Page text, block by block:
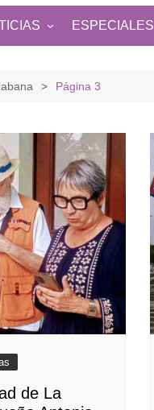
Y EL MUNDO
ESPECIALES
Página 3
de La